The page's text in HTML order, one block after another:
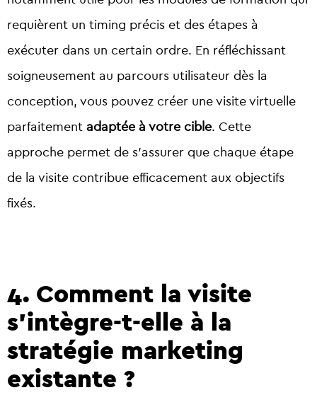
requièrent un timing précis et des étapes à
exécuter dans un certain ordre. En réfléchissant
soigneusement au parcours utilisateur dès la
conception, vous pouvez créer une visite virtuelle
parfaitement adaptée à votre cible. Cette
approche permet de s’assurer que chaque étape
de la visite contribue efficacement aux objectifs
fixés.
4. Comment la visite
s’intègre-t-elle à la
stratégie marketing
existante ?